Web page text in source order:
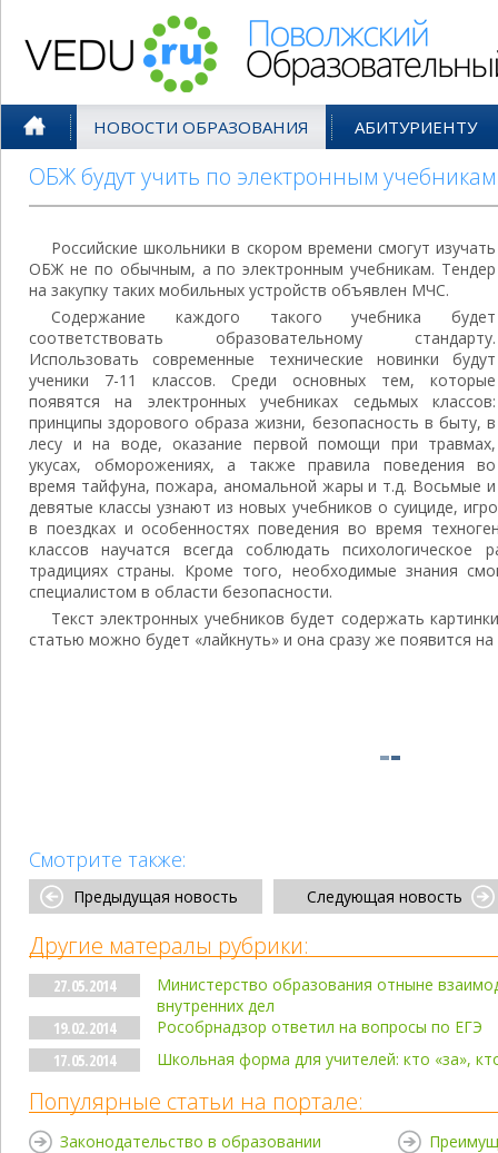
НОВОСТИ ОБРАЗОВАНИЯ АБИТУРИЕНТУ
ОБЖ будут учить по электронным учебникам
Российские школьники в скором времени смогут изучать
ОБЖ не по обычным, а по электронным учебникам. Тендер
на закупку таких мобильных устройств объявлен МЧС.
Содержание каждого такого учебника будет
соответствовать образовательному стандарту.
Использовать современные технические новинки будут
ученики 7-11 классов. Среди основных тем, которые
появятся на электронных учебниках седьмых классов:
принципы здорового образа жизни, безопасность в быту, в
лесу и на воде, оказание первой помощи при травмах,
укусах, обморожениях, а также правила поведения во
время тайфуна, пожара, аномальной жары и т.д. Восьмые и
девятые классы узнают из новых учебников о суициде,
в поездках и особенностях поведения во время
классов научатся всегда соблюдать
традициях страны. Кроме того, необходимые знания
специалистом в области безопасности.
Текст электронных учебников будет содержать
статью можно будет «лайкнуть» и она сразу же появится
Смотрите также:
Предыдущая новость Следующая новость
Другие матералы рубрики:
27.05.2014
Министерство образования отныне
внутренних дел
19.02.2014
Рособрнадзор ответил на вопросы по ЕГЭ
17.05.2014
Школьная форма для учителей: кто «за»,
Популярные статьи на портале:
Законодательство в образовании